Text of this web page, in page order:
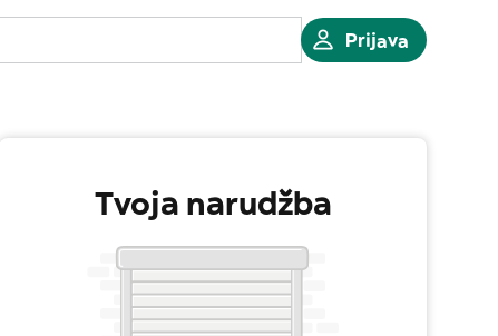
Prijava
Tvoja narudžba